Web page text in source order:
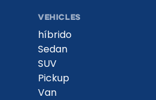
VEHICLES
híbrido
Sedan
SUV
Pickup
Van